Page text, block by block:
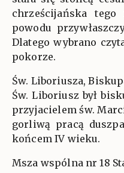
chrześcijańska tego
powodu
Dlatego wybrano
pokorze.
Św. Liboriusza,
Św. Liboriusz był
przyjacielem św.
gorliwą pracą
końcem IV wieku.
Msza wspólna nr 18